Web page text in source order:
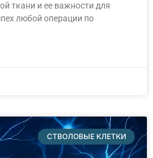
ткани и ее важности для
любой операции по
СТВОЛОВЫЕ КЛЕТКИ